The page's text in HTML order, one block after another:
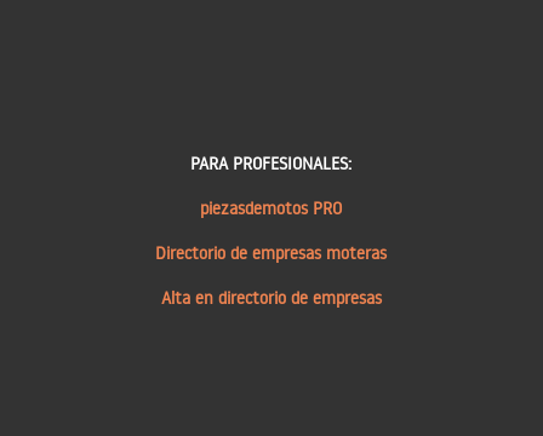
PARA PROFESIONALES:
piezasdemotos PRO
Directorio de empresas moteras
Alta en directorio de empresas